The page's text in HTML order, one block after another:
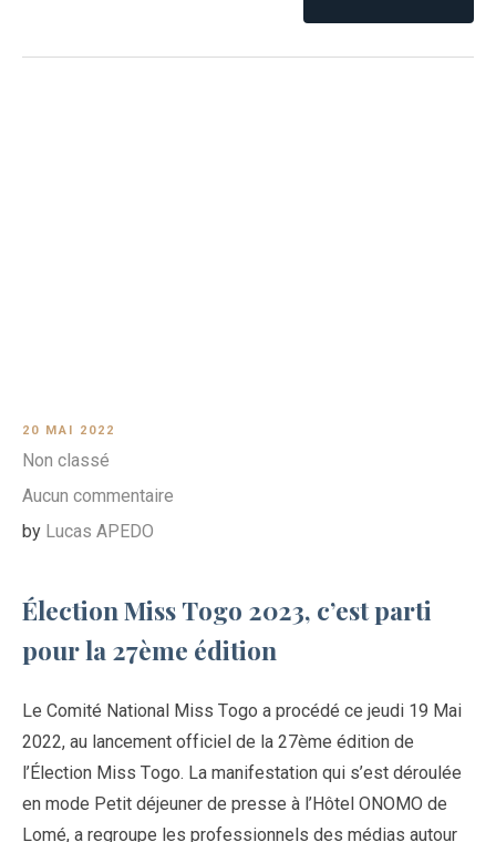
20 MAI 2022
Non classé
Aucun commentaire
by Lucas APEDO
Élection Miss Togo 2023, c’est parti
pour la 27ème édition
Le Comité National Miss Togo a procédé ce jeudi 19 Mai
2022, au lancement officiel de la 27ème édition de
l’Élection Miss Togo. La manifestation qui s’est déroulée
en mode Petit déjeuner de presse à l’Hôtel ONOMO de
Lomé, a regroupe les professionnels des médias autour